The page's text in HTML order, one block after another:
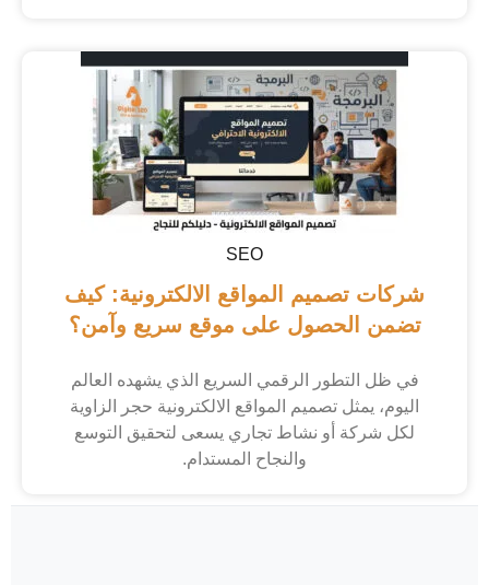
SEO
شركات تصميم المواقع الالكترونية: كيف
تضمن الحصول على موقع سريع وآمن؟
في ظل التطور الرقمي السريع الذي يشهده العالم
اليوم، يمثل تصميم المواقع الالكترونية حجر الزاوية
لكل شركة أو نشاط تجاري يسعى لتحقيق التوسع
والنجاح المستدام.